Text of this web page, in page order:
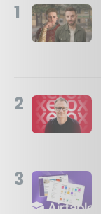
1
2
3